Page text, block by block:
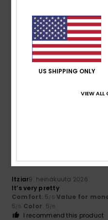
Size
Too small Too large
Itziar9. heinäkuuta 2026
It’s very pretty
Comfort: 5/5 Value for
5/5 Color: 5/5
I recommend this product
US SHIPPING ONLY
VIEW ALL